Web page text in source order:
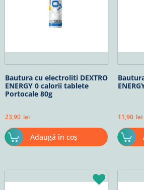
Bautura cu electroliti DEXTRO
ENERGY 0 calorii tablete
Portocale 80g
23,90 lei
Adaugă în coș
11,90 lei